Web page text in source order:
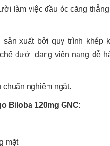
làm việc đầu óc căng
sản xuất bởi quy trình khép
dưới dạng viên nang dễ
chuẩn nghiêm ngặt.
Biloba 120mg GNC:
mặt